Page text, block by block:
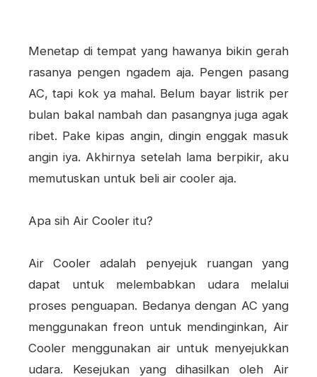
Menetap di tempat yang hawanya bikin gerah
rasanya pengen ngadem aja. Pengen pasang
AC, tapi kok ya mahal. Belum bayar listrik per
bulan bakal nambah dan pasangnya juga agak
ribet. Pake kipas angin, dingin enggak masuk
angin iya. Akhirnya setelah lama berpikir, aku
memutuskan untuk beli air cooler aja.
Apa sih Air Cooler itu?
Air Cooler adalah penyejuk ruangan yang
dapat untuk melembabkan udara melalui
proses penguapan. Bedanya dengan AC yang
menggunakan freon untuk mendinginkan, Air
Cooler menggunakan air untuk menyejukkan
udara. Kesejukan yang dihasilkan oleh Air